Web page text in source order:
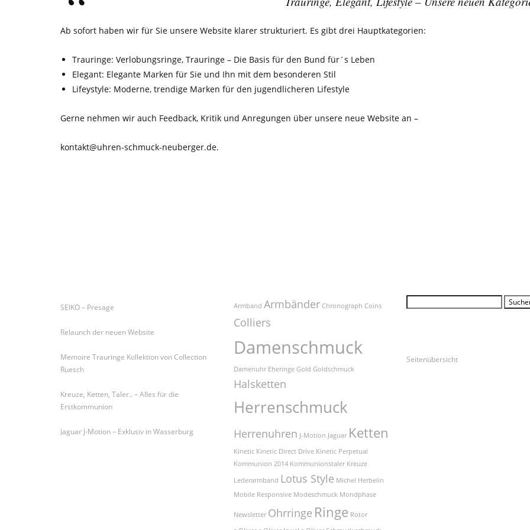
Ab sofort haben wir für Sie unsere Website klarer strukturiert. Es gibt drei Hauptkategorien:
Trauringe: Verlobungsringe, Trauringe – Die Basis für den Bund für´s Leben
Elegant: Elegante Marken für Sie und Ihn mit dem besonderen Stil
Lifeystyle: Moderne, trendige Marken für den jugendlicheren Lifestyle
Gerne nehmen wir auch Feedback, Kritik und Anregungen über unsere neue Website an –
kontakt@uhren-schmuck-neuberger.de.
SEIKO – Presage
Relaunch der neuen Website
Memoire Trauringe Kollektion von Collection
Ruesch
Kreuze, Ketten, Taler.. – Alles für die
Erstkommunion
Jaguar J-Motion – Exklusiv in Wasserburg
Armband Armbänder Chronograph Coins
Colliers
Damenschmuck
Damenuhr Eheringe Gold Goldschmuck
Halsketten
Herrenschmuck
Herrenuhren J-Motion Jaguar Ketten
Kinetic Kinetic Direct Drive Kinetic Perpetual
Kommunion 2014 Kommunionstaler Kreuze
Lederarmband Lotus Style Michel Herbelin
Mobile Responsive Modeschmuck Mondphase
Newsletter Ohrringe Ringe Rotor
Seitenübersicht